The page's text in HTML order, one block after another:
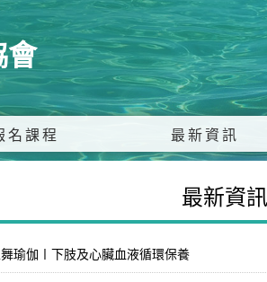
會
名課程 最新資訊
最新資
瑜伽〡下肢及心臟血液循環保養